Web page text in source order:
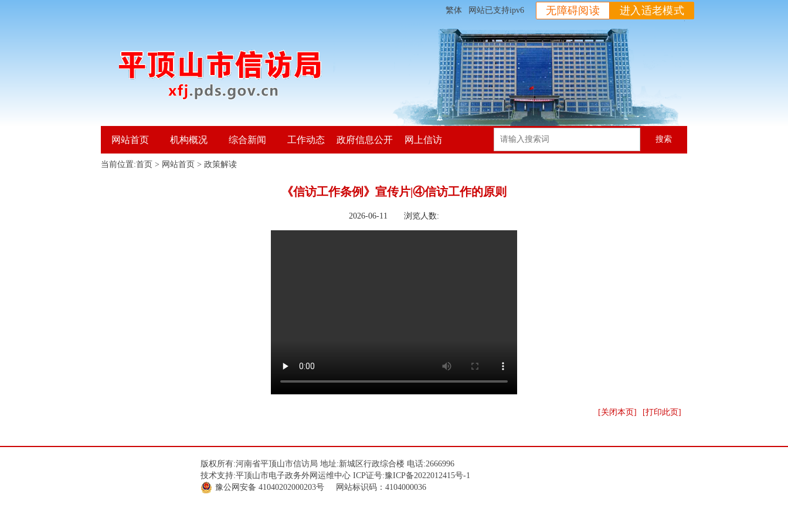
进入适老模式
无障碍阅读
网站已支持ipv6
繁体
网站首页 机构概况 综合新闻 工作动态 政府信息公开 网上信访 搜索
当前位置:首页 > 网站首页 > 政策解读
《信访工作条例》宣传片|④信访工作的原则
2026-06-11 浏览人数:
[打印此页]
[关闭本页]
版权所有:河南省平顶山市信访局 地址:新城区行政综合楼 电话:2666996
技术支持:平顶山市电子政务外网运维中心 ICP证号:豫ICP备2022012415号-1
豫公网安备 41040202000203号 网站标识码：4104000036